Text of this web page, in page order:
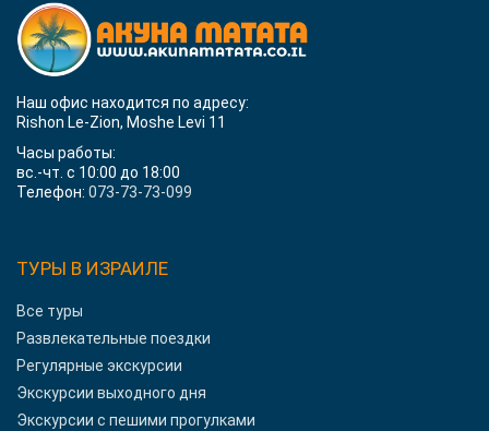
Наш офис находится по адресу:
Rishon Le-Zion, Moshe Levi 11
Часы работы:
вс.-чт. с 10:00 до 18:00
Телефон: 073-73-73-099
ТУРЫ В ИЗРАИЛЕ
Все туры
Развлекательные поездки
Регулярные экскурсии
Экскурсии выходного дня
Экскурсии с пешими прогулками